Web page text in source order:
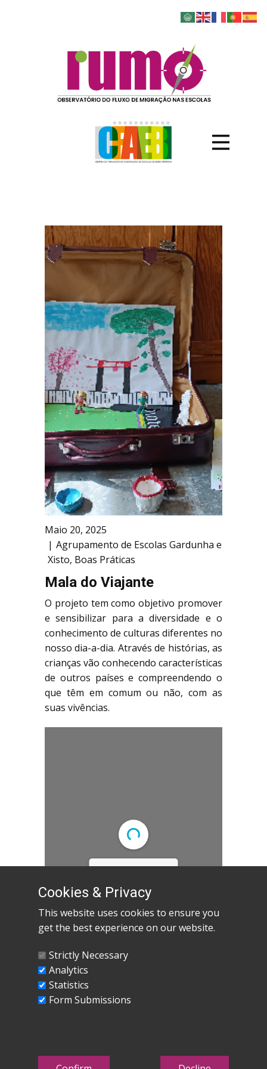
Maio 20, 2025
Agrupamento de Escolas Gardunha e
Xisto, Boas Práticas
Mala do Viajante
O projeto tem como objetivo promover
e sensibilizar para a diversidade e o
conhecimento de culturas diferentes no
nosso dia-a-dia. Através de histórias, as
crianças vão conhecendo características
de outros países e compreendendo o
que têm em comum ou não, com as
suas vivências.
DearFlip: Loading
Embaixador Digital do CFAE da Beira Interior
Cookies & Privacy
This website uses cookies to ensure you
get the best experience on our website.
Strictly Necessary
Analytics
Statistics
Form Submissions